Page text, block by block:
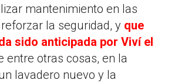
mantenimiento en las
la seguridad, y que
sido anticipada por Viví el
entre otras cosas, en la
lavadero nuevo y la